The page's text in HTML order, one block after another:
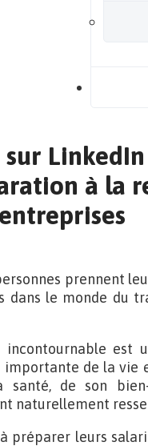
sur
à la
entreprises
prennent
dans le monde du
est
de la vie
de son
naturellement
préparer leurs